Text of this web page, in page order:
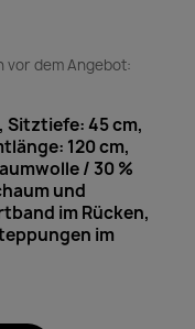
vor dem Angebot:
Sitztiefe: 45 cm,
120 cm,
/ 30 %
und
im Rücken,
im